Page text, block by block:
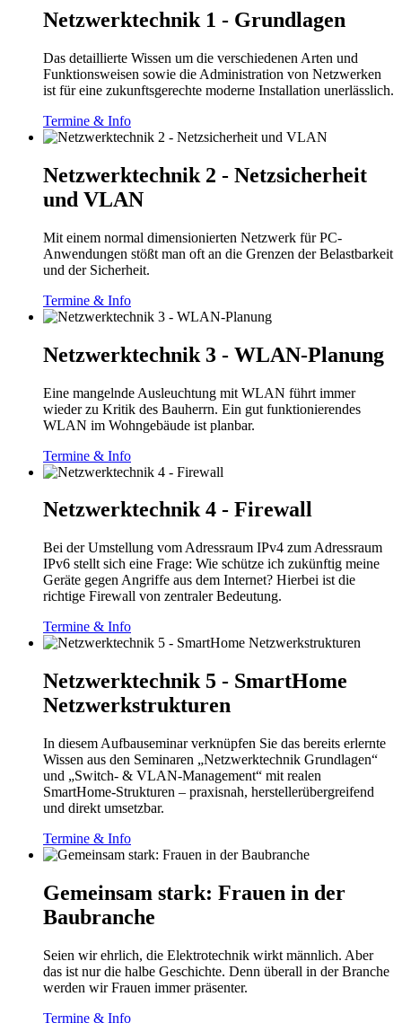
Netzwerktechnik 1 - Grundlagen
Das detaillierte Wissen um die verschiedenen Arten und
Funktionsweisen sowie die Administration von Netzwerken
ist für eine zukunftsgerechte moderne Installation unerlässlich.
Termine & Info
Netzwerktechnik 2 - Netzsicherheit
und VLAN
Mit einem normal dimensionierten Netzwerk für PC-
Anwendungen stößt man oft an die Grenzen der Belastbarkeit
und der Sicherheit.
Termine & Info
Netzwerktechnik 3 - WLAN-Planung
Eine mangelnde Ausleuchtung mit WLAN führt immer
wieder zu Kritik des Bauherrn. Ein gut funktionierendes
WLAN im Wohngebäude ist planbar.
Termine & Info
Netzwerktechnik 4 - Firewall
Bei der Umstellung vom Adressraum IPv4 zum Adressraum
IPv6 stellt sich eine Frage: Wie schütze ich zukünftig meine
Geräte gegen Angriffe aus dem Internet? Hierbei ist die
richtige Firewall von zentraler Bedeutung.
Termine & Info
Netzwerktechnik 5 - SmartHome
Netzwerkstrukturen
In diesem Aufbauseminar verknüpfen Sie das bereits erlernte
Wissen aus den Seminaren „Netzwerktechnik Grundlagen“
und „Switch- & VLAN-Management“ mit realen
SmartHome‑Strukturen – praxisnah, herstellerübergreifend
und direkt umsetzbar.
Termine & Info
Gemeinsam stark: Frauen in der
Baubranche
Seien wir ehrlich, die Elektrotechnik wirkt männlich. Aber
das ist nur die halbe Geschichte. Denn überall in der Branche
werden wir Frauen immer präsenter.
Termine & Info